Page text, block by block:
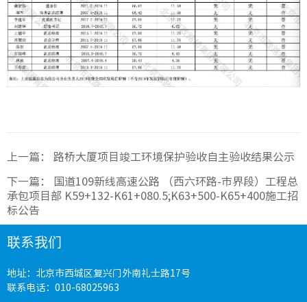
科研设
工程建
公路工
上一篇： 路桥大厦项目竣工环境保护验收自主验收结果公示
下一篇：
国道109新线高速公路 （西六环路-市界段）工程总
承包项目部 K59+132-K61+080.5;K63+500-K65+400施工招
标公告
联系我们
地址：北京市西城区复兴门外南礼士路17号
联系电话：010-68025963